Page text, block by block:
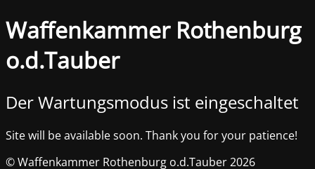
Waffenkammer Rothenburg
o.d.Tauber
Der Wartungsmodus ist eingeschaltet
Site will be available soon. Thank you for your patience!
© Waffenkammer Rothenburg o.d.Tauber 2026